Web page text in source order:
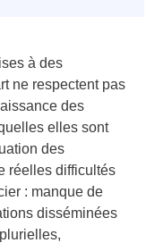
à des
ne respectent pas
des
elles sont
des
réelles difficultés
: manque de
disséminées